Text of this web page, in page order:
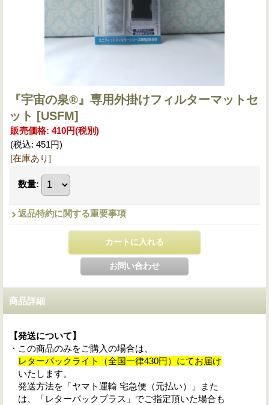
『宇宙の泉®』専用外掛けフィルターマットセ
ット [USFM]
販売価格: 410円(税別)
(税込: 451円)
[在庫あり]
数量:
返品特約に関する重要事項
商品詳細
【発送について】
・この商品のみをご購入の場合は、
レターパックライト（全国一律430円）にてお届け
いたします。
発送方法を「ヤマト運輸 宅急便（元払い）」また
は、「レターパックプラス」でご指定頂いた場合も